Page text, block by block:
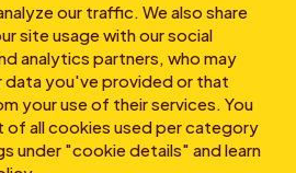
our traffic. We also share
site usage with our social
analytics partners, who may
you've provided or that
your use of their services. You
of all cookies used per category
under "cookie details" and learn